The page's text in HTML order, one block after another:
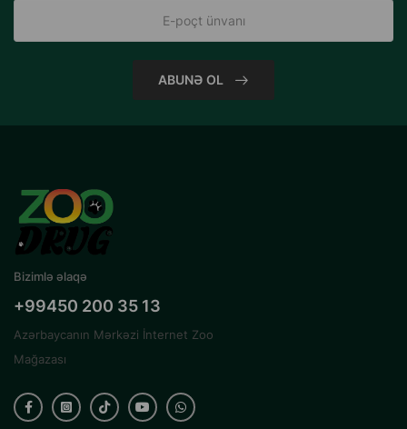
ABUNƏ OL
Bizimlə əlaqə
+99450 200 35 13
Azərbaycanın Mərkəzi İnternet Zoo
Mağazası